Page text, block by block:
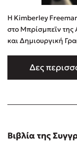
Πολύ ωραίο
ανατρεπτικό
Η Kimberley Freeman γεννήθηκε στο
στο Μπρίσμπεϊν της Αυστραλίας.
και Δημιουργική
Μπρίσμπεϊν με τον
εκδόσεις Διόπτρα
Δες
Βιβλία της